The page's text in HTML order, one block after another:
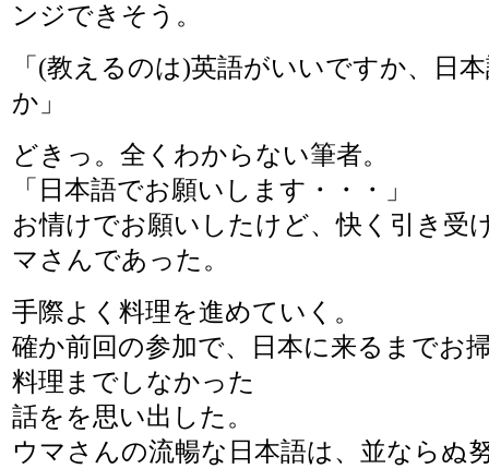
ンジできそう。
「(教えるのは)英語がいいですか、日
か」
どきっ。全くわからない筆者。
「日本語でお願いします・・・」
お情けでお願いしたけど、快く引き受
マさんであった。
手際よく料理を進めていく。
確か前回の参加で、日本に来るまでお
料理までしなかった
話をを思い出した。
ウマさんの流暢な日本語は、並ならぬ